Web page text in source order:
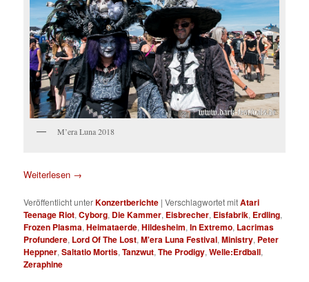
M’era Luna 2018
Weiterlesen →
Veröffentlicht unterKonzertberichte |Verschlagwortet mitAtari
Teenage Riot,Cyborg, Die Kammer, Eisbrecher, Eisfabrik, Erdling,
Frozen Plasma,Heimataerde,Hildesheim,In Extremo, Lacrimas
Profundere, Lord Of The Lost,M'era Luna Festival,Ministry, Peter
Heppner,Saltatio Mortis,Tanzwut,The Prodigy,Welle:Erdball,
Zeraphine